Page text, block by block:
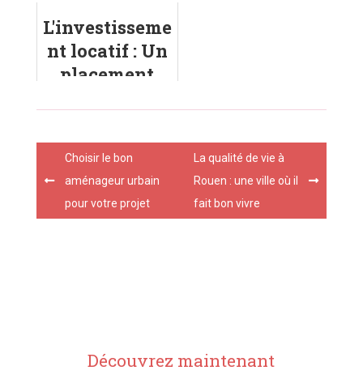
comment faire
?
L'investisseme
nt locatif : Un
placement
Post
navigation
Choisir le bon
aménageur urbain
pour votre projet
La qualité de vie à
Rouen : une ville où il
fait bon vivre
Découvrez maintenant